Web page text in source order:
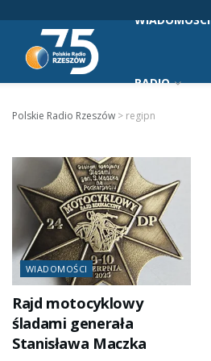
WIADOMOŚCI
RADIO
Polskie Radio Rzeszów > regipn
WIADOMOŚCI
Rajd motocyklowy
śladami generała
Stanisława Maczka